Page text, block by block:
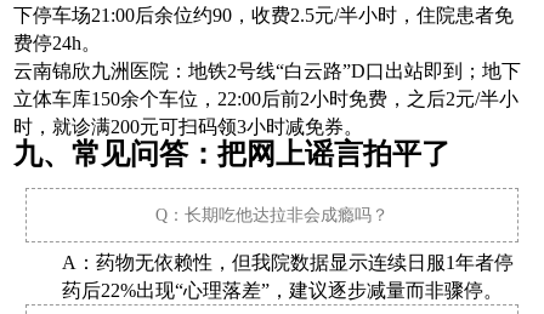
下停车场21:00后余位约90，收费2.5元/半小时，住院患者免
费停24h。
云南锦欣九洲医院：地铁2号线“白云路”D口出站即到；地下
立体车库150余个车位，22:00后前2小时免费，之后2元/半小
时，就诊满200元可扫码领3小时减免券。
九、常见问答：把网上谣言拍平了
Q：长期吃他达拉非会成瘾吗？
A：药物无依赖性，但我院数据显示连续日服1年者停
药后22%出现“心理落差”，建议逐步减量而非骤停。